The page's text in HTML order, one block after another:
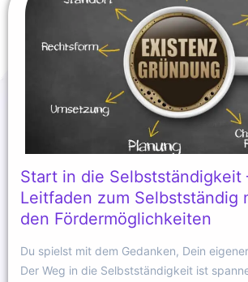
Start in die Selbstständigkeit
Leitfaden zum Selbstständig
den Fördermöglichkeiten
Du spielst mit dem Gedanken, Dein
Der Weg in die Selbstständigkeit ist